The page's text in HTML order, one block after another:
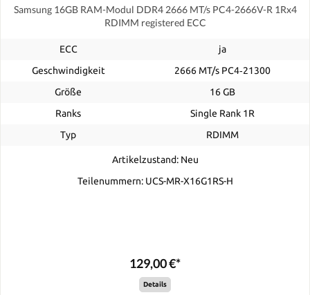
Samsung 16GB RAM-Modul DDR4 2666 MT/s PC4-2666V-R 1Rx4
RDIMM registered ECC
ECC
ja
Geschwindigkeit
2666 MT/s PC4‑21300
Größe
16 GB
Ranks
Single Rank 1R
Typ
RDIMM
Artikelzustand: Neu
Teilenummern: UCS-MR-X16G1RS-H
129,00 €*
Details